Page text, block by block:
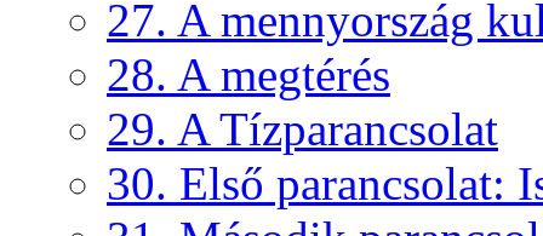
27. A mennyország
28. A megtérés
29. A Tízparancsolat
30. Első parancsolat: